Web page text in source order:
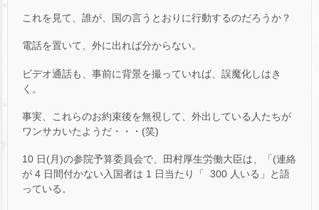
これを見て、誰が、国の言うとおりに行動するのだろうか？
電話を置いて、外に出れば分からない。
ビデオ通話も、事前に背景を撮っていれば、誤魔化しはき
く。
事実、これらのお約束後を無視して、外出している人たちが
ワンサカいたようだ・・・(笑)
10 日(月)の参院予算委員会で、田村厚生労働大臣は、「(連絡
が 4 日間付かない入国者は 1 日当たり「 300 人いる」と語
っている。